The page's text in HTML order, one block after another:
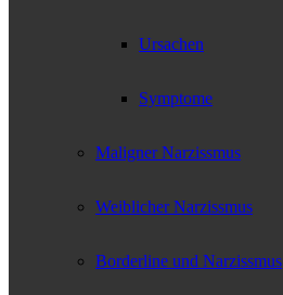
Ursachen
Symptome
Maligner Narzissmus
Weiblicher Narzissmus
Borderline und Narzissmus